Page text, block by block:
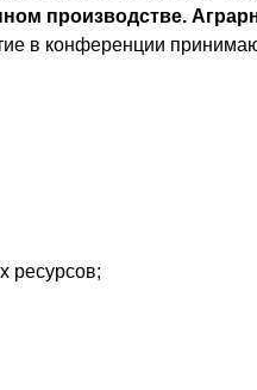
производстве.
в конференции
ресурсов;